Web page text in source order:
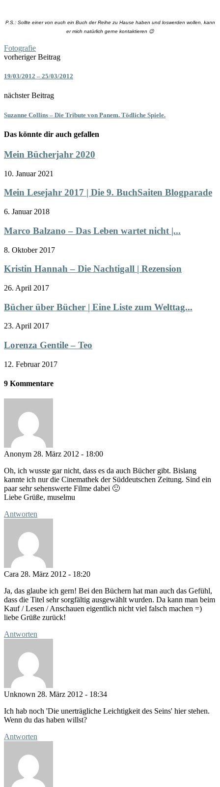
P.S.: Sollte einer von euch ein Buch der Reihe zu Hause haben und loswerden wollen, kann
er mich natürlich gerne kontaktieren 😉
Fotografie
vorheriger Beitrag
19/03/2012 – 25/03/2012
nächster Beitrag
Suzanne Collins – Die Tribute von Panem. Tödliche Spiele.
Das könnte dir auch gefallen
Mein Bücherjahr 2020
10. Januar 2021
Mein Lesejahr 2017 | Die 9. BuchSaiten Blogparade
6. Januar 2018
Marco Balzano – Das Leben wartet nicht |...
8. Oktober 2017
Kristin Hannah – Die Nachtigall | Rezension
26. April 2017
Bücher über Bücher | Eine Liste zum Welttag...
23. April 2017
Lorenza Gentile – Teo
12. Februar 2017
9 Kommentare
Anonym 28. März 2012 - 18:00
Oh, ich wusste gar nicht, dass es da auch Bücher gibt. Bislang
kannte ich nur die Cinemathek der Süddeutschen Zeitung. Sind ein
paar sehr sehenswerte Filme dabei 🙂
Liebe Grüße, muselmu
Antworten
Cara 28. März 2012 - 18:20
Ja, das glaube ich gern! Bei den Büchern hat man auch das Gefühl,
dass die Titel sehr sorgfältig ausgewählt wurden. Da kann man beim
Kauf / Lesen / Anschauen eigentlich nicht viel falsch machen =)
liebe Grüße zurück!
Antworten
Unknown 28. März 2012 - 18:34
Ich hab noch 'Die unerträgliche Leichtigkeit des Seins' hier stehen.
Wenn du das haben willst?
Antworten